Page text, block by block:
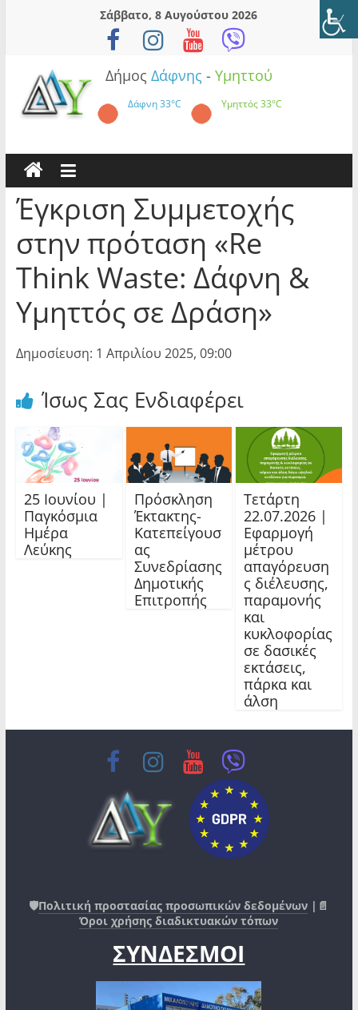
Σάββατο, 8 Αυγούστου 2026
Δήμος Δάφνης - Υμηττού
Δάφνη33°C Υμηττός33°C
Έγκριση Συμμετοχής
στην πρόταση «Re
Think Waste: Δάφνη &
Υμηττός σε Δράση»
Δημοσίευση: 1 Απριλίου 2025, 09:00
Ίσως Σας Ενδιαφέρει
25 Ιουνίου |
Παγκόσμια
Ημέρα
Λεύκης
Πρόσκληση
Έκτακτης-
Κατεπείγουσ
ας
Συνεδρίασης
Δημοτικής
Επιτροπής
Τετάρτη
22.07.2026 |
Εφαρμογή
μέτρου
απαγόρευση
ς διέλευσης,
παραμονής
και
κυκλοφορίας
σε δασικές
εκτάσεις,
πάρκα και
άλση
🛡️Πολιτική προστασίας προσωπικών δεδομένων |📄
Όροι χρήσης διαδικτυακών τόπων
ΣΥΝΔΕΣΜΟΙ